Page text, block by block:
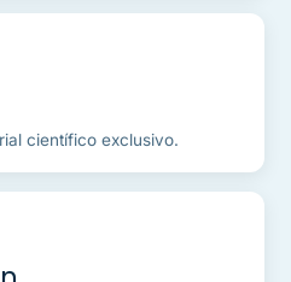
científico exclusivo.